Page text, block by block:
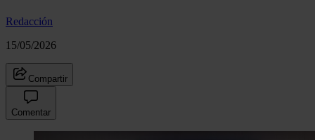
Redacción
15/05/2026
Compartir
Comentar